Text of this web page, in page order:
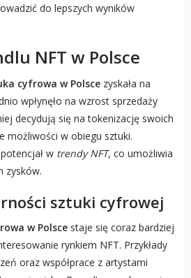
do lepszych wyników
NFT w Polsce
cyfrowa w Polscezyskała na
wpłynęło na wzrost sprzedaży
decydują się na tokenizację swoich
możliwości w obiegu sztuki.
w trendy NFT, co umożliwia
zysków.
sztuki cyfrowej
w Polscestaje się coraz bardziej
rynkiem NFT. Przykłady
oraz współprace z artystami